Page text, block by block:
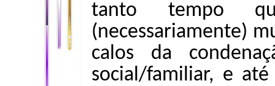
tanto tempo
(necessariamente)
calos da
social/familiar, e